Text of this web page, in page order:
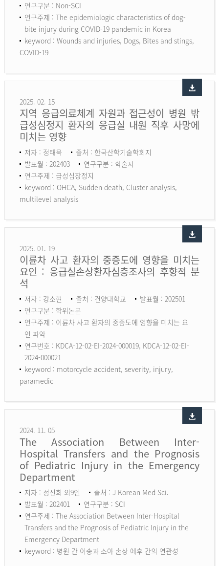
연구구분 : Non-SCI
연구주제 : The epidemiologic characteristics of dog-
bite injury during COVID-19 pandemic in Korea
keyword : Wounds and injuries, Dogs, Bites and stings,
COVID-19
2025. 02. 15
지역 응급의료체계 자원과 접근성이 병원 밖
급성심정지 환자의 응급실 내원 직후 사망에
미치는 영향
저자 : 정태욱
출처 : 한국산학기술학회지
발표월 : 202403
연구구분 : 학술지
연구주제 : 급성심장정지
keyword : OHCA, Sudden death, Cluster analysis,
multilevel analysis
2025. 01. 19
이륜차 사고 환자의 중증도에 영향을 미치는
요인 : 응급실손상환자심층조사의 후향적 분
석
저자 : 강소현 출처 : 건양대학교
발표월 : 202501
연구구분 : 학위논문
연구주제 : 이륜차 사고 환자의 중증도에 영향을 미치는 요
인 파악
연구번호 : KDCA-12-02-EI-2024-000019, KDCA-12-02-EI-
2024-000021
keyword : motorcycle accident, severity, injury,
paramedic
2024. 11. 05
The Association Between Inter-
Hospital Transfers and the Prognosis
of Pediatric Injury in the Emergency
Department
저자 : 정진희 외9인
출처 : J Korean Med Sci.
발표월 : 202401
연구구분 : SCI
연구주제 : The Association Between Inter-Hospital
Transfers and the Prognosis of Pediatric Injury in the
Emergency Department
keyword : 병원 간 이송과 소아 손상 예후 간의 연관성